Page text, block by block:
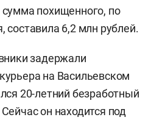
похищенного, по
составила 6,2 млн рублей.
задержали
на Васильевском
20-летний безработный
он находится под